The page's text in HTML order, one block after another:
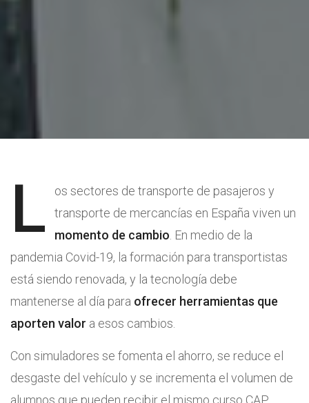
L
os sectores de transporte de pasajeros y
transporte de mercancías en España viven un
momento de cambio . En medio de la
pandemia Covid-19, la formación para transportistas
está siendo renovada, y la tecnología debe
mantenerse al día para ofrecer herramientas que
aporten valor a esos cambios.
Con simuladores se fomenta el ahorro, se reduce el
desgaste del vehículo y se incrementa el volumen de
alumnos que pueden recibir el mismo curso CAP.